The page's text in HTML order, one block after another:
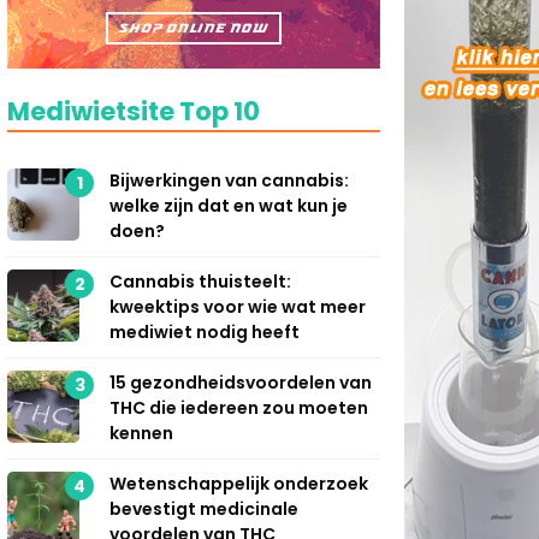
Mediwietsite Top 10
1
Bijwerkingen van cannabis:
welke zijn dat en wat kun je
doen?
2
Cannabis thuisteelt:
kweektips voor wie wat meer
mediwiet nodig heeft
3
15 gezondheidsvoordelen van
THC die iedereen zou moeten
kennen
4
Wetenschappelijk onderzoek
bevestigt medicinale
voordelen van THC